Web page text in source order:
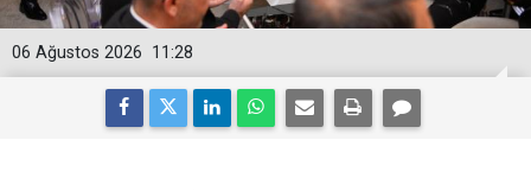
11:28
06 Ağustos 2026